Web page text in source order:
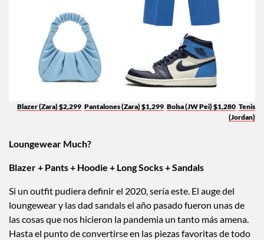
Blazer (Zara) $2,299, Pantalones (Zara) $1,299, Bolsa (JW Pei) $1,280, Tenis
(Jordan)
Loungewear Much?
Blazer + Pants + Hoodie + Long Socks + Sandals
Si un outfit pudiera definir el 2020, sería este. El auge del
loungewear y las dad sandals el año pasado fueron unas de
las cosas que nos hicieron la pandemia un tanto más amena.
Hasta el punto de convertirse en las piezas favoritas de todo